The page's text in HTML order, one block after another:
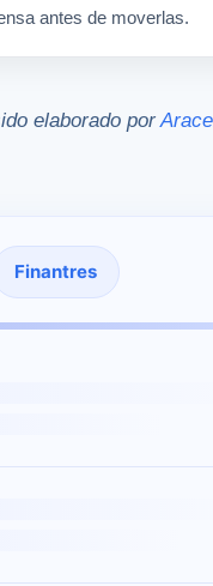
antes de moverlas.
elaborado por
Finantres